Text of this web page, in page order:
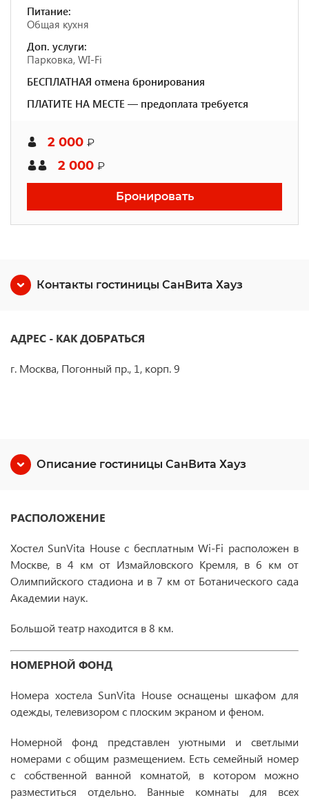
Питание:
Общая кухня
Доп. услуги:
Парковка, WI-Fi
БЕСПЛАТНАЯ отмена бронирования
ПЛАТИТЕ НА МЕСТЕ — предоплата требуется
2 000 ₽
2 000 ₽
Бронировать
Контакты гостиницы СанВита Хауз
АДРЕС - КАК ДОБРАТЬСЯ
г. Москва, Погонный пр., 1, корп. 9
Описание гостиницы СанВита Хауз
РАСПОЛОЖЕНИЕ
Хостел SunVita House с бесплатным Wi-Fi расположен в
Москве, в 4 км от Измайловского Кремля, в 6 км от
Олимпийского стадиона и в 7 км от Ботанического сада
Академии наук.
Большой театр находится в 8 км.
НОМЕРНОЙ ФОНД
Номера хостела SunVita House оснащены шкафом для
одежды, телевизором с плоским экраном и феном.
Номерной фонд представлен уютными и светлыми
номерами с общим размещением. Есть семейный номер
с собственной ванной комнатой, в котором можно
разместиться отдельно. Ванные комнаты для всех